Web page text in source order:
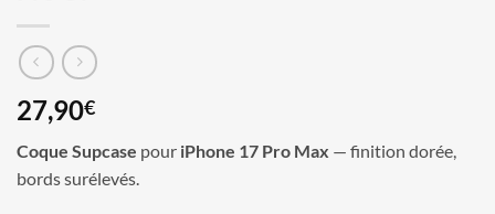
27,90€
Coque Supcase pour iPhone 17 Pro Max — finition dorée,
bords surélevés.